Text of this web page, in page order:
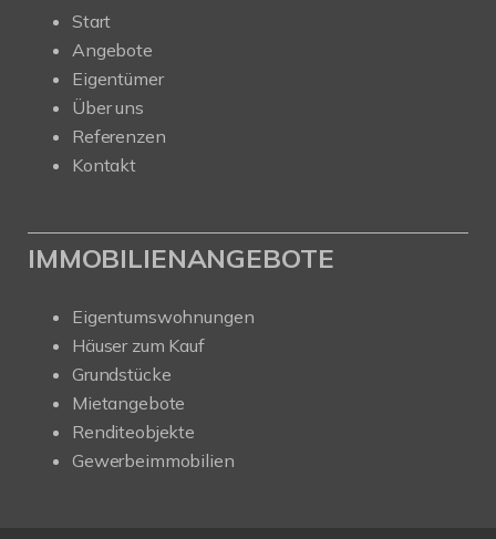
Start
Angebote
Eigentümer
Über uns
Referenzen
Kontakt
IMMOBILIENANGEBOTE
Eigentumswohnungen
Häuser zum Kauf
Grundstücke
Mietangebote
Renditeobjekte
Gewerbeimmobilien